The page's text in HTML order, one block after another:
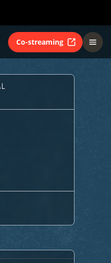
Co-streaming